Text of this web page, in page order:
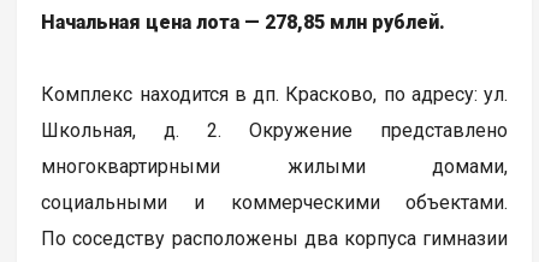
Начальная цена лота — 278,85 млн рублей.
Комплекс находится в дп. Красково, по адресу: ул.
Школьная, д. 2. Окружение представлено
многоквартирными жилыми домами,
социальными и коммерческими объектами.
По соседству расположены два корпуса гимназии